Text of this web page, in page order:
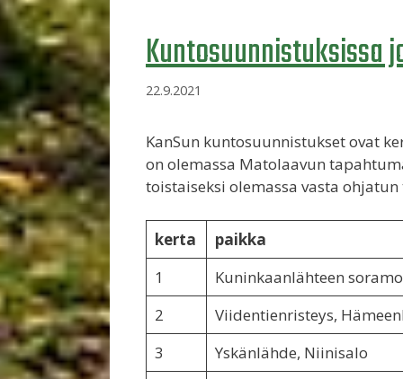
Kuntosuunnistuksissa
22.9.2021
KanSun kuntosuunnistukset ovat
on olemassa Matolaavun
toistaiseksi olemassa vasta
kerta paikka
1
Kuninkaanlähteen
2
Viidentienristeys,
3
Yskänlähde, Niinisalo